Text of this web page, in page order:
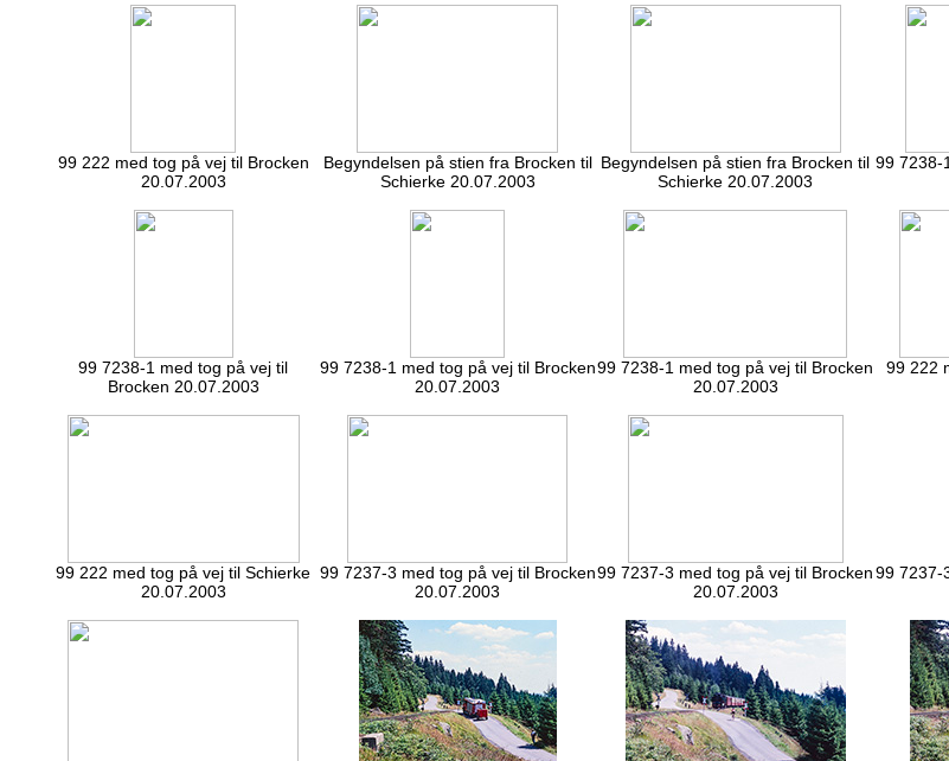
99 222 med tog på vej til Brocken
20.07.2003
Begyndelsen på stien fra Brocken til
Schierke 20.07.2003
Begyndelsen på stien fra Brocken til
Schierke 20.07.2003
99 7238-
99 7238-1 med tog på vej til
Brocken 20.07.2003
99 7238-1 med tog på vej til Brocken
20.07.2003
99 7238-1 med tog på vej til Brocken
20.07.2003
99 222
99 222 med tog på vej til Schierke
20.07.2003
99 7237-3 med tog på vej til Brocken
20.07.2003
99 7237-3 med tog på vej til Brocken
20.07.2003
99 7237-